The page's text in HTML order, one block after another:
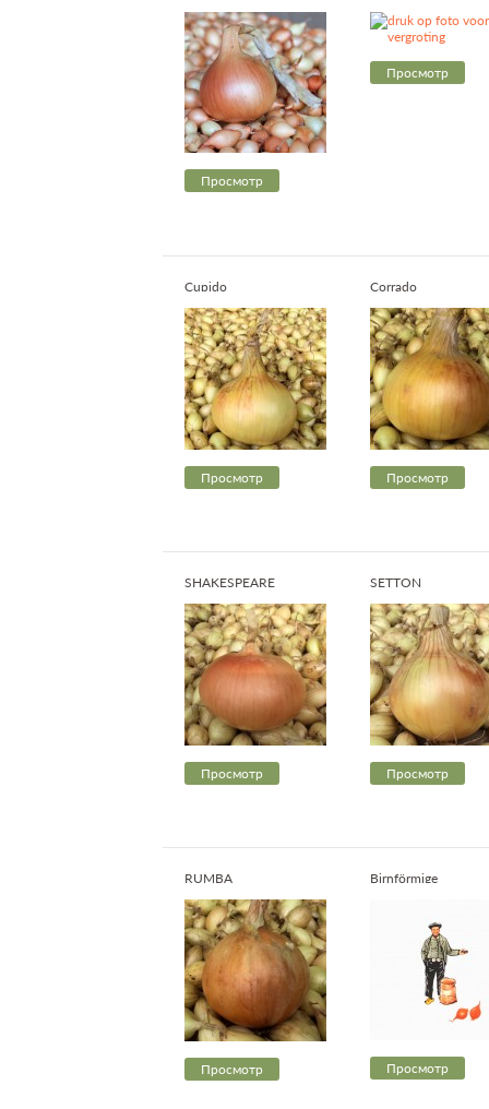
Просмотр
Просмотр
Cupido
Просмотр
Corrado
Просмотр
SHAKESPEARE
Просмотр
SETTON
Просмотр
RUMBA
Просмотр
Birnförmige
Просмотр